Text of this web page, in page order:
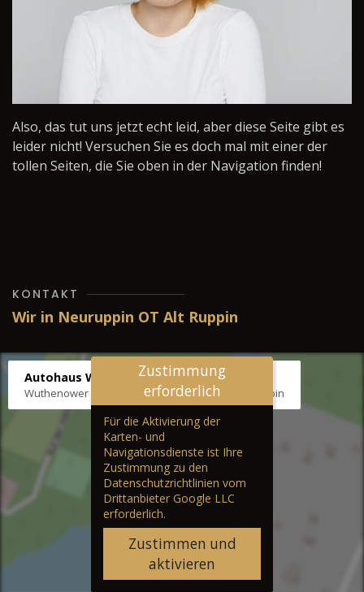
Also, das tut uns jetzt echt leid, aber diese Seite gibt es
leider nicht! Versuchen Sie es doch mal mit einer der
tollen Seiten, die Sie oben in der Navigation finden!
KONTAKT
Wir in Neuruppin OT Alt Ruppin
Autohaus Wernicke
Wuthenower Str. 12b, 16827 Neuruppin OT Alt Ruppin
Zustimmung
erforderlich
Für die Aktivierung der
Karten- und
Navigationsdienste ist Ihre
Zustimmung zu den
Datenschutzrichtlinien vom
Drittanbieter Google LLC
erforderlich.
Zustimmen und
aktivieren